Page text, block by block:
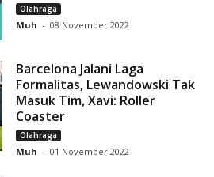
Olahraga
Muh - 08 November 2022
Barcelona Jalani Laga
Formalitas, Lewandowski Tak
Masuk Tim, Xavi: Roller
Coaster
Olahraga
Muh - 01 November 2022